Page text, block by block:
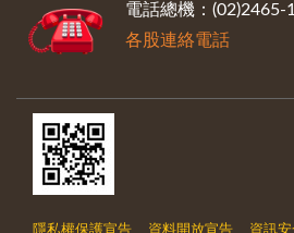
電話總機：(02)2465-
各股連絡電話